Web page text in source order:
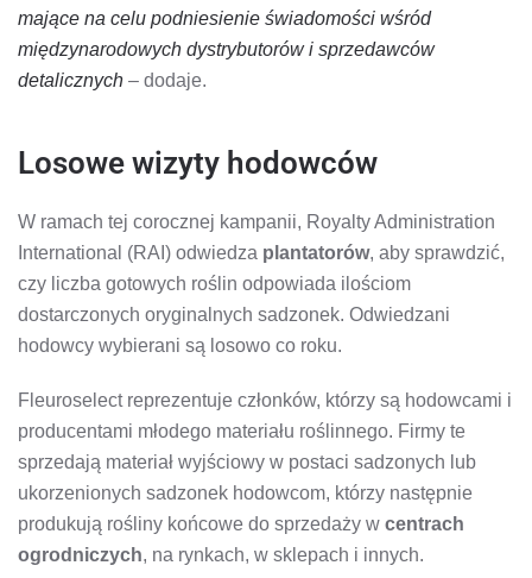
mające na celu podniesienie świadomości wśród
międzynarodowych dystrybutorów i sprzedawców
detalicznych – dodaje.
Losowe wizyty hodowców
W ramach tej corocznej kampanii, Royalty Administration
International (RAI) odwiedza plantatorów, aby sprawdzić,
czy liczba gotowych roślin odpowiada ilościom
dostarczonych oryginalnych sadzonek. Odwiedzani
hodowcy wybierani są losowo co roku.
Fleuroselect reprezentuje członków, którzy są hodowcami i
producentami młodego materiału roślinnego. Firmy te
sprzedają materiał wyjściowy w postaci sadzonych lub
ukorzenionych sadzonek hodowcom, którzy następnie
produkują rośliny końcowe do sprzedaży w centrach
ogrodniczych, na rynkach, w sklepach i innych.